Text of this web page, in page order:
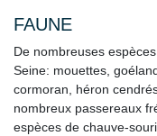
FAUNE
De nombreuses
Seine: mouettes,
cormoran, héron
nombreux passereaux
espèces de chauve-